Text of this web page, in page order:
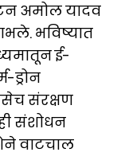
अमोल यादव
भविष्यात
ई-
ड्रोन
संरक्षण
संशोधन
वाटचाल